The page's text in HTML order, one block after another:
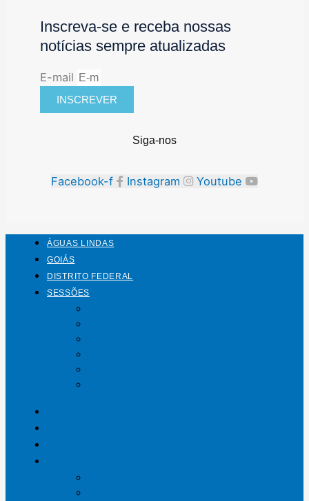
Inscreva-se e receba nossas
notícias sempre atualizadas
E-mail
INSCREVER
Siga-nos
Facebook-f Instagram Youtube
ÁGUAS LINDAS
GOIÁS
DISTRITO FEDERAL
SESSÕES